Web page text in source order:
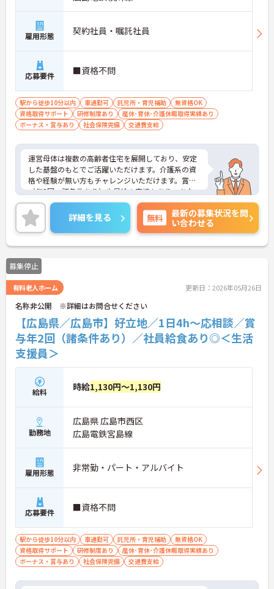
雇用形態 契約社員・嘱託社員
応募要件 ■資格不問
駅から徒歩10分以内 車通勤可 託児所・育児補助
無資格OK
資格取得サポート
研修制度あり
産休･育休･介護休暇取得実績あり
ボーナス・賞与あり
社会保険完備 交通費支給
運営母体は複数の高齢者住宅を展開しており、安定
した基盤のもとでご活躍いただけます。介護系の資
格や経験が無い方もチャレンジいただけます。賞与
（年2回、諸条件あり）や昇給の実績もあり、あな
たの頑張りがしっかりと評価されます。無料の社員
給食（1日1食）や、育休からの復職をサポートする
育児給付金+（プラス）制度（最大10万円）、資格
取得支援制度（最大10万円補助）など、福利厚生も
充実しています。社内研修やキャリアパス制度も整
っており、スキルアップを目指したい方にも最適で
す。ご興味のある方には、面接対策ポイントなど、
さらに詳細をお話ししますのでお気軽にご相談くだ
さい！
詳細を見る 無料
最新の募集状況を問
い合わせる
募集停止
有料老人ホーム 更新日：2026年05月26日
名称非公開 ※詳細はお問合せください
【広島県／広島市】好立地／1日4h～応相談／賞
与年2回（諸条件あり）／社員給食あり◎＜生活
支援員＞
給料 時給1,130円～1,130円
勤務地
広島県 広島市西区
広島電鉄宮島線
雇用形態 非常勤・パート・アルバイト
応募要件 ■資格不問
駅から徒歩10分以内 車通勤可 託児所・育児補助
無資格OK
資格取得サポート
研修制度あり
産休･育休･介護休暇取得実績あり
ボーナス・賞与あり
社会保険完備 交通費支給